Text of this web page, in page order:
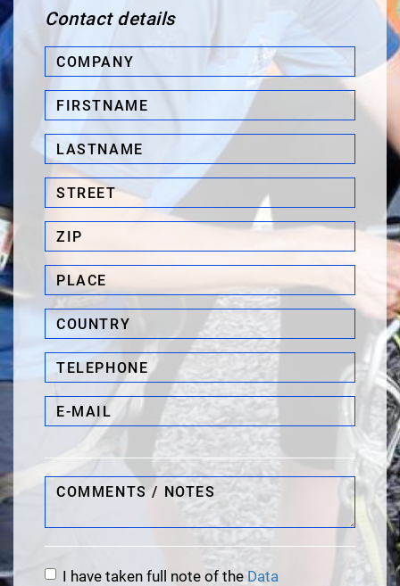
of
Contact details
Company*
Firstname*
Lastname*
Street*
ZIP*
Place*
Country
Telephone*
E-
Mail*
Comments
I have taken full note of the Data